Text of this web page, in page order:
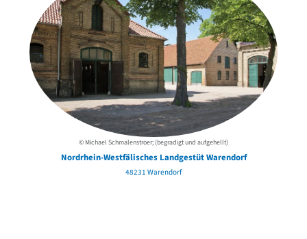
© Michael Schmalenstroer; (begradigt und aufgehellt)
Nordrhein-Westfälisches Landgestüt Warendorf
48231 Warendorf